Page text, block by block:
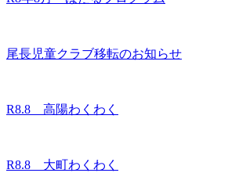
尾長児童クラブ移転のお知らせ
R8.8 高陽わくわく
R8.8 大町わくわく